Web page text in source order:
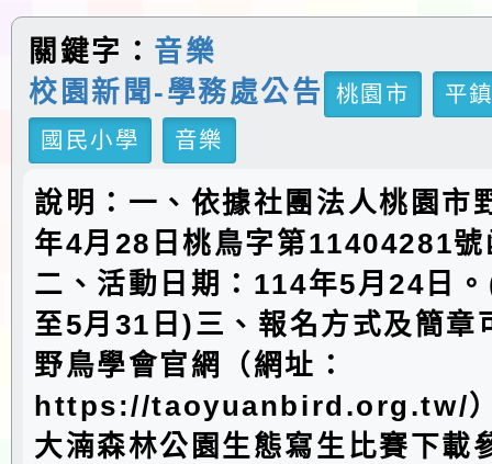
關鍵字： 音樂
校園新聞-學務處公告
桃園市
平
國民小學
音樂
說明：一、依據社團法人桃園市
年4月28日桃鳥字第11404281號
二、活動日期：114年5月24日
至5月31日)三、報名方式及簡章
野鳥學會官網（網址：
https://taoyuanbird.org.tw/
大湳森林公園生態寫生比賽下載